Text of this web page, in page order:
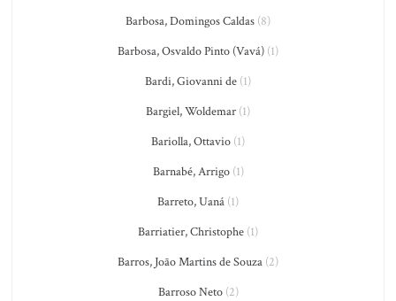
Barbosa, Domingos Caldas (8)
Barbosa, Osvaldo Pinto (Vavá) (1)
Bardi, Giovanni de (1)
Bargiel, Woldemar (1)
Bariolla, Ottavio (1)
Barnabé, Arrigo(1)
Barreto, Uaná (1)
Barriatier, Christophe (1)
Barros, João Martins de Souza (2)
Barroso Neto(2)